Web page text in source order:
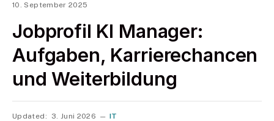
10. September 2025
Jobprofil KI Manager:
Aufgaben, Karrierechancen
und Weiterbildung
Updated: 3. Juni 2026 IT